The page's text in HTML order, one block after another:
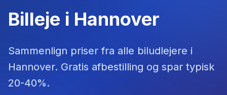
Billeje i Hannover
Sammenlign priser fra alle biludlejere i
Hannover. Gratis afbestilling og spar typisk
20-40%.